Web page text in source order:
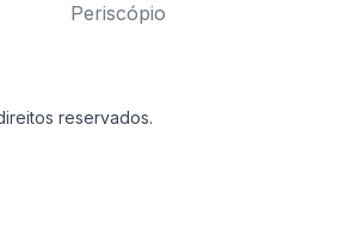
Periscópio
reservados.